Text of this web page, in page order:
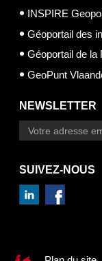
INSPIRE
Géoportail des
Géoportail de la
GeoPunt
NEWSLETTER
SUIVEZ-NOUS